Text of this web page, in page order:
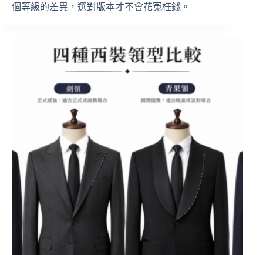
個等級的差異，選對版本才不會花冤枉錢。